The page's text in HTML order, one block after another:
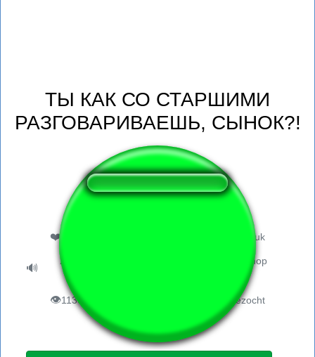
ТЫ КАК СО СТАРШИМИ
РАЗГОВАРИВАЕШЬ, СЫНОК?!
❤️ gebruikers vonden deze geluidsknop leuk
🔊
293 gebruikers hebben naar deze geluidsknop
👁️1136 gebruikers hebben deze pagina bezocht